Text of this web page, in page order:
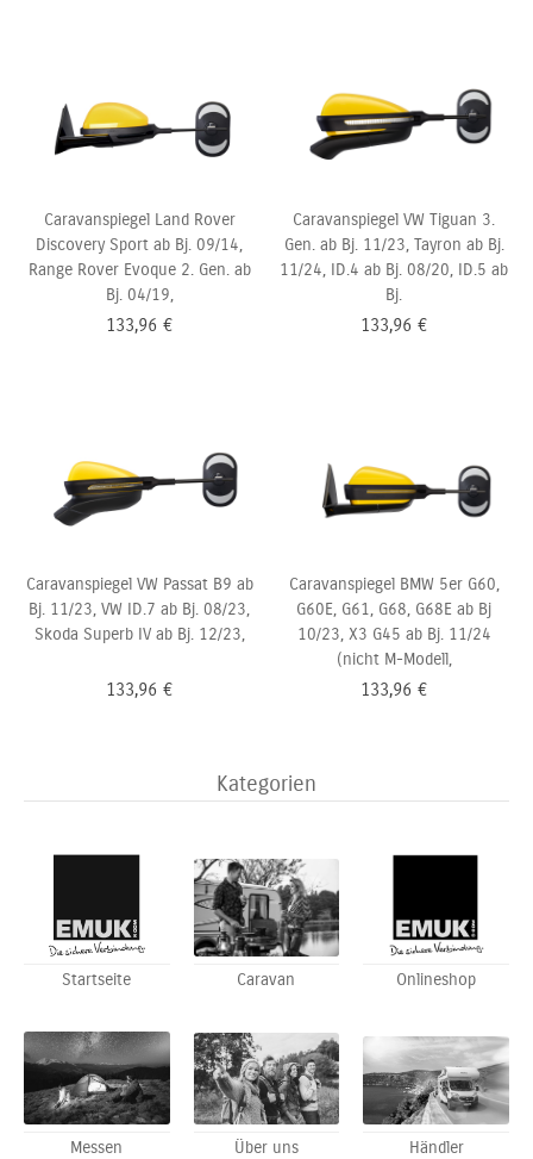
Caravanspiegel Land Rover
Discovery Sport ab Bj. 09/14,
Range Rover Evoque 2. Gen. ab
Bj. 04/19,
133,96 €
Caravanspiegel VW Tiguan 3.
Gen. ab Bj. 11/23, Tayron ab Bj.
11/24, ID.4 ab Bj. 08/20, ID.5 ab
Bj.
133,96 €
Caravanspiegel VW Passat B9 ab
Bj. 11/23, VW ID.7 ab Bj. 08/23,
Skoda Superb IV ab Bj. 12/23,
133,96 €
Caravanspiegel BMW 5er G60,
G60E, G61, G68, G68E ab Bj
10/23, X3 G45 ab Bj. 11/24
(nicht M-Modell,
133,96 €
Kategorien
Startseite Caravan Onlineshop
Messen Über uns Händler